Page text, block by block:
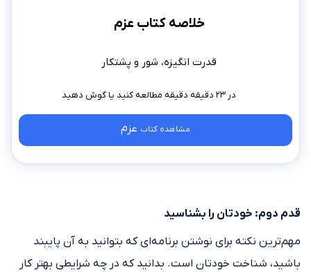
خلاصه کتاب عزم
قدرت انگیزه، شور و پشتکار
در ۲۳ دقیقه دقیقه مطالعه کنید
مشاهده کتاب عزم
قدم دوم: خودتان را بشناسید
مهم‌ترین نکته برای نوشتن برنامه‌ای که بتوانید به آن پایبند
باشید، شناخت خودتان است. بدانید که در چه شرایطی بهتر کار